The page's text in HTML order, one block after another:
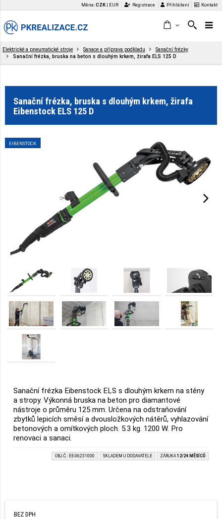
Měna:CZK EUR Registrace Přihlášení Kontakt
Elektrické a pneumatické stroje Sanace a příprava podkladu
Sanační frézky
Sanační frézka, bruska na beton s dlouhým krkem, žirafa ELS 125 D
Sanační frézka, bruska s dlouhým krkem, žirafa
Eibenstock ELS 125 D
EIBENSTOCK
Sanační frézka Eibenstock ELS s dlouhým krkem na stěny
a stropy. Výkonná bruska na beton pro diamantové
nástroje o průměru 125 mm. Určena na odstraňování
zbytků lepicích směsí a dvousložkových nátěrů, vyhlazování
betonových a omítkových ploch. 5.3 kg. 1200 W. Pro
renovaci a sanaci.
OBJ.Č.: EE-06231000 SKLADEM U DODAVATELE ZÁRUKA 12/24 MĚSÍCŮ
BEZ DPH